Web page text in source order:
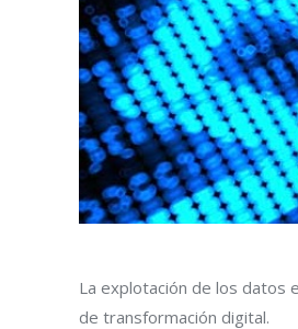
La explotación de los datos
de transformación digital.